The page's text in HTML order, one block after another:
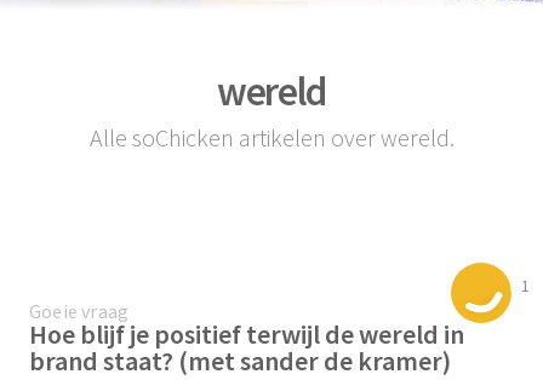
wereld
Alle soChicken artikelen over wereld.
1
Goeie vraag
Hoe blijf je positief terwijl de wereld in
brand staat? (met sander de kramer)